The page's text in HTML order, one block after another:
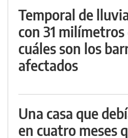
Temporal de
con 31 milímetros
cuáles son los
afectados
Una casa que
en cuatro meses